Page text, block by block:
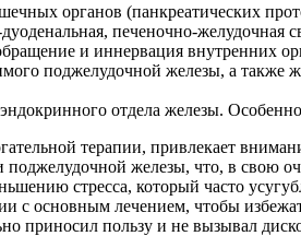
органов (панкреатических
печеночно-желудочная
и иннервация внутренних
поджелудочной железы, а также
отдела железы.
терапии, привлекает
поджелудочной железы, что, в свою
стресса, который часто
с основным лечением, чтобы
приносил пользу и не вызывал